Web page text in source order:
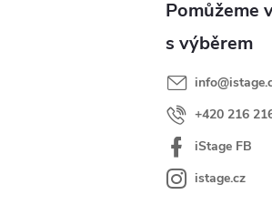
info@
+420 216
iStage FB
istage.cz